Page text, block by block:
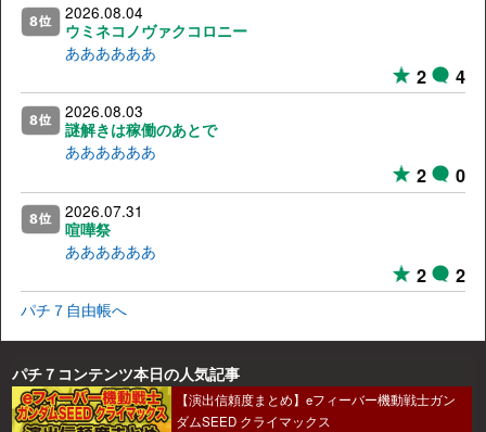
2026.08.04
ウミネコノヴァクコロニー
ああああああ
2 4
2026.08.03
謎解きは稼働のあとで
ああああああ
2 0
2026.07.31
喧嘩祭
ああああああ
2 2
パチ７自由帳へ
パチ７コンテンツ本日の人気記事
【演出信頼度まとめ】eフィーバー機動戦士ガン
ダムSEED クライマックス